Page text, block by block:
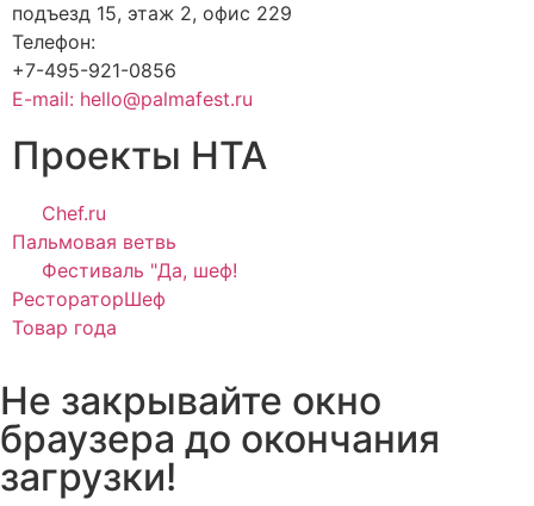
подъезд 15, этаж 2, офис 229
Телефон:
+7-495-921-0856
E-mail: hello@palmafest.ru
Проекты НТА
Chef.ru
Пальмовая ветвь
Фестиваль "Да, шеф!
РестораторШеф
Товар года
Не закрывайте окно
браузера до окончания
загрузки!